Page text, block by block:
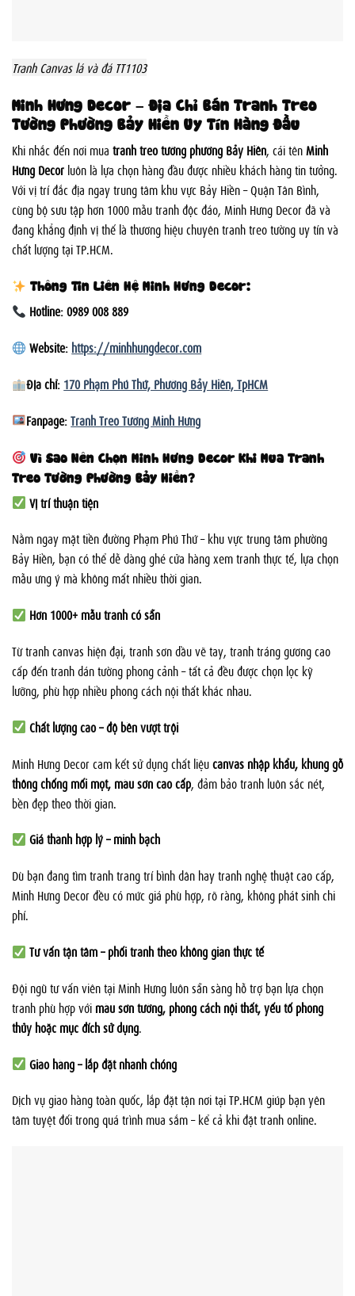
Tranh Canvas lá và đá TT1103
Minh Hưng Decor – Địa Chỉ Bán Tranh Treo
Tường Phường Bảy Hiền Uy Tín Hàng Đầu
Khi nhắc đến nơi mua tranh treo tường phường Bảy Hiền, cái tênMinh
Hưng Decor luôn là lựa chọn hàng đầu được nhiều khách hàng tin tưởng.
Với vị trí đắc địa ngay trung tâm khu vực Bảy Hiền – Quận Tân Bình,
cùng bộ sưu tập hơn 1000 mẫu tranh độc đáo, Minh Hưng Decor đã và
đang khẳng định vị thế là thương hiệu chuyên tranh treo tường uy tín và
chất lượng tại TP.HCM.
Thông Tin Liên Hệ Minh Hưng Decor:
Hotline: 0989 008 889
Website: https://minhhungdecor.com
Địa chỉ: 170 Phạm Phú Thứ, Phường Bảy Hiền, TpHCM
Fanpage:Tranh Treo Tường Minh Hưng
Vì Sao Nên Chọn Minh Hưng Decor Khi Mua Tranh
Treo Tường Phường Bảy Hiền?
Vị trí thuận tiện
Nằm ngay mặt tiền đường Phạm Phú Thứ – khu vực trung tâm phường
Bảy Hiền, bạn có thể dễ dàng ghé cửa hàng xem tranh thực tế, lựa chọn
mẫu ưng ý mà không mất nhiều thời gian.
Hơn 1000+ mẫu tranh có sẵn
Từ tranh canvas hiện đại, tranh sơn dầu vẽ tay, tranh tráng gương cao
cấp đến tranh dán tường phong cảnh – tất cả đều được chọn lọc kỹ
lưỡng, phù hợp nhiều phong cách nội thất khác nhau.
Chất lượng cao – độ bền vượt trội
Minh Hưng Decor cam kết sử dụng chất liệucanvas nhập khẩu, khung gỗ
thông chống mối mọt, màu sơn cao cấp, đảm bảo tranh luôn sắc nét,
bền đẹp theo thời gian.
Giá thành hợp lý – minh bạch
Dù bạn đang tìm tranh trang trí bình dân hay tranh nghệ thuật cao cấp,
Minh Hưng Decor đều có mức giá phù hợp, rõ ràng, không phát sinh chi
phí.
Tư vấn tận tâm – phối tranh theo không gian thực tế
Đội ngũ tư vấn viên tại Minh Hưng luôn sẵn sàng hỗ trợ bạn lựa chọn
tranh phù hợp với màu sơn tường, phong cách nội thất, yếu tố phong
thủy hoặc mục đích sử dụng.
Giao hàng – lắp đặt nhanh chóng
Dịch vụ giao hàng toàn quốc, lắp đặt tận nơi tại TP.HCM giúp bạn yên
tâm tuyệt đối trong quá trình mua sắm – kể cả khi đặt tranh online.